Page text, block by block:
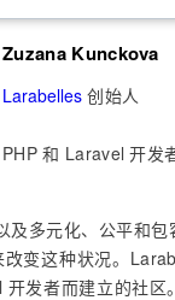
Zuzana Kunckova
Larabelles 创始人
PHP 和 Laravel 开发
多元化、公平和
变这种状况。
发者而建立的社区